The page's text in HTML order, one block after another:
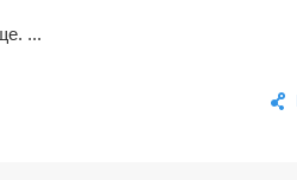
...